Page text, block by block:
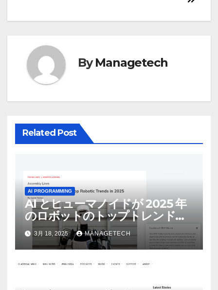
ー
シ
ByManagetech
Related Post
AI PROGRAMMING
AI とヒューマノイドが 2025 年
のロボットのトップトレンドに |
ASSEMBLY
3月 18, 2025 MANAGETECH